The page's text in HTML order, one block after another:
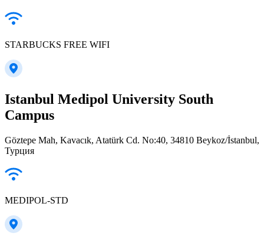
STARBUCKS FREE WIFI
Istanbul Medipol University South
Campus
Göztepe Mah, Kavacık, Atatürk Cd. No:40, 34810 Beykoz/İstanbul,
Турция
MEDIPOL-STD